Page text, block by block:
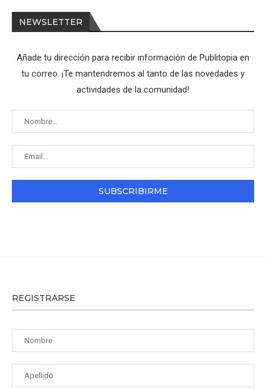
NEWSLETTER
Añade tu dirección para recibir información de Publitopia en
tu correo. ¡Te mantendremos al tanto de las novedades y
actividades de la comunidad!
REGISTRARSE